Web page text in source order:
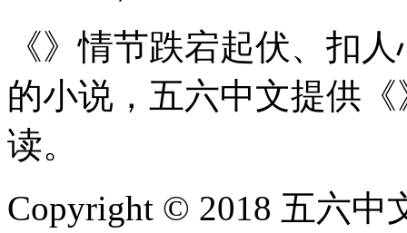
《》情节跌宕起伏、扣
的小说，五六中文提供
读。
Copyright © 2018 五六中